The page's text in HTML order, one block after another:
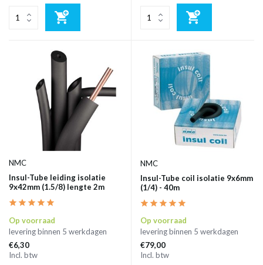
NMC
Insul-Tube leiding isolatie
9x42mm (1.5/8) lengte 2m
Op voorraad
levering binnen 5 werkdagen
€6,30
Incl. btw
NMC
Insul-Tube coil isolatie 9x6mm
(1/4) - 40m
Op voorraad
levering binnen 5 werkdagen
€79,00
Incl. btw